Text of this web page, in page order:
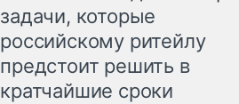
задачи, которые
российскому ритейлу
предстоит решить в
кратчайшие сроки